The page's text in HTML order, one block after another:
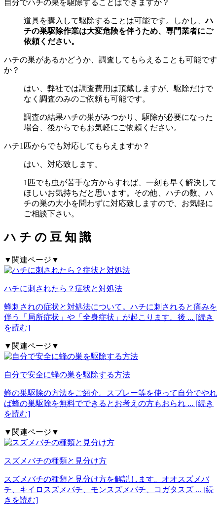
自分でハチの巣を駆除することはできますか？
道具を購入して駆除することは可能です。しかし、ハ
チの巣駆除作業は大変危険を伴うため、専門業者にご
依頼ください。
ハチの巣があるかどうか、調査してもらえることも可能です
か？
はい、弊社では調査費用は頂戴しますが、駆除だけで
なく調査のみのご依頼も可能です。
調査の結果ハチの巣がみつかり、駆除が必要になった
場合、後からでもお気軽にご依頼ください。
ハチ1匹からでも対応してもらえますか？
はい、対応致します。
1匹でも虫が苦手な方からすれば、一刻も早く解決して
ほしいお気持ちだと思います。その他、ハチの数、ハ
チの巣の大小を問わずに対応致しますので、お気軽に
ご相談下さい。
ハ チ の 豆 知 識
▼関連ページ▼
ハチに刺されたら？症状と対処法
蜂刺されの症状と対処法について。ハチに刺されると痛みを
伴う「局所症状」や「全身症状」が起こります。後 ... [続き
を読む]
▼関連ページ▼
自分で安全に蜂の巣を駆除する方法
蜂の巣駆除の方法をご紹介。スプレー等を使って自分でやれ
ば蜂の巣駆除を無料でできるとお考えの方もおられ ... [続き
を読む]
▼関連ページ▼
スズメバチの種類と見分け方
スズメバチの種類と見分け方を解説します。オオスズメバ
チ、キイロスズメバチ、モンスズメバチ、コガタスズ ... [続
きを読む]